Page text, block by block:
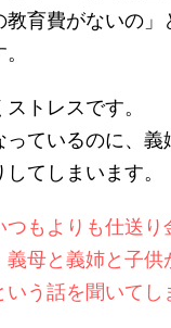
育費がないの」
トレスです。
ているのに、義
てしまいます。
もよりも仕送り
母と義姉と子供
う話を聞いてし